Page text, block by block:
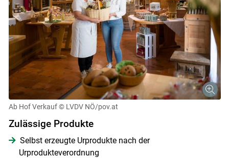
Ab Hof Verkauf © LVDV NÖ/pov.at
Zulässige Produkte
Selbst erzeugte Urprodukte nach der
Urprodukteverordnung